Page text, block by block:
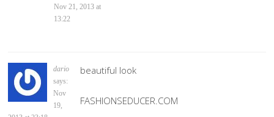
Nov 21, 2013 at
13:22
dario
says:
Nov
19,
beautiful look
FASHIONSEDUCER.COM